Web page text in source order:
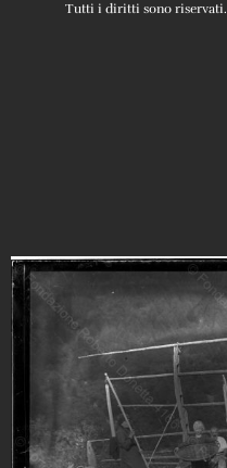
Tutti i diritti sono riservati.